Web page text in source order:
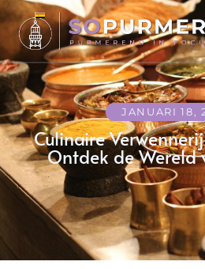
JANUARI 18,
Culinaire
Ontdek de Wereld